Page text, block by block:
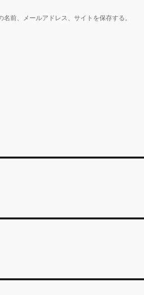
前、メールアドレス、サイトを保存する。